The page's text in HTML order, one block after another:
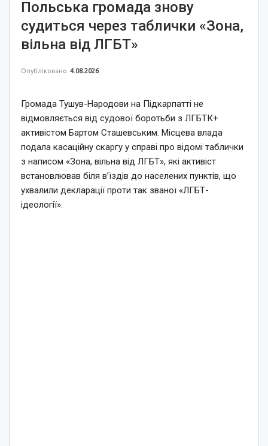
Польська громада знову
судиться через таблички «Зона,
вільна від ЛГБТ»
Опубліковано 4.08.2026
Громада Тушув-Народови на Підкарпатті не
відмовляється від судової боротьби з ЛГБТК+
активістом Бартом Сташевським. Місцева влада
подала касаційну скаргу у справі про відомі таблички
з написом «Зона, вільна від ЛГБТ», які активіст
встановлював біля в’їздів до населених пунктів, що
ухвалили декларації проти так званої «ЛГБТ-
ідеології».